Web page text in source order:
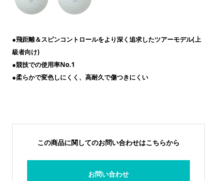
●飛距離＆スピンコントロールをより深く追求したツアーモデル(上
級者向け)
●競技での使用率No.1
●柔らかで変色しにくく、高耐久で傷つきにくい
この商品に関してのお問い合わせはこちらから
お問い合わせ